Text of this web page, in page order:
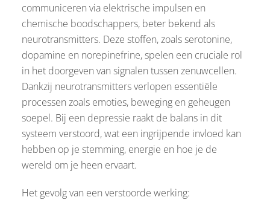
communiceren via elektrische impulsen en
chemische boodschappers, beter bekend als
neurotransmitters. Deze stoffen, zoals serotonine,
dopamine en norepinefrine, spelen een cruciale rol
in het doorgeven van signalen tussen zenuwcellen.
Dankzij neurotransmitters verlopen essentiële
processen zoals emoties, beweging en geheugen
soepel. Bij een depressie raakt de balans in dit
systeem verstoord, wat een ingrijpende invloed kan
hebben op je stemming, energie en hoe je de
wereld om je heen ervaart.
Het gevolg van een verstoorde werking: